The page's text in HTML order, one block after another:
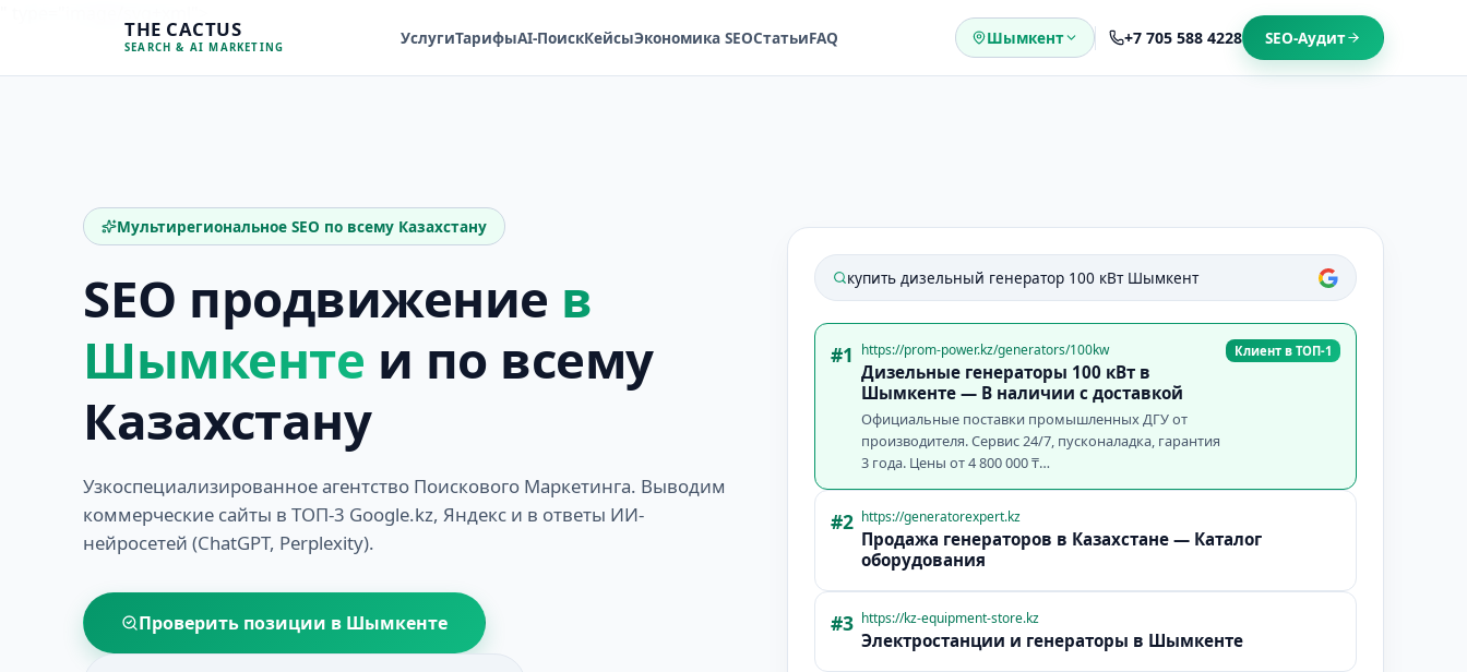
к
THE CACTUS
SEARCH & AI MARKETING УслугиТарифыAI-ПоискКейсыЭкономика SEOСтатьиFAQ Шымкент +7 705 588 4228 SEO-Аудит
Мультирегиональное SEO по всему Казахстану
SEO продвижение в
Шымкенте и по всему
Казахстану
Узкоспециализированное агентство Поискового Маркетинга. Выводим
коммерческие сайты в ТОП-3 Google.kz, Яндекс и в ответы ИИ-
нейросетей (ChatGPT, Perplexity).
Проверить позиции в Шымкенте
купить дизельный генератор 100 кВт Шымкент
#1 https://prom-power.kz/generators/100kw
Дизельные генераторы 100 кВт в
Шымкенте— В наличии с доставкой
Официальные поставки промышленных ДГУ от
производителя. Сервис 24/7, пусконаладка, гарантия
3 года. Цены от 4 800 000 ₸…
Клиент в ТОП-1
#2 https://generatorexpert.kz
Продажа генераторов в Казахстане — Каталог
оборудования
#3 https://kz-equipment-store.kz
Электростанции и генераторы в Шымкенте